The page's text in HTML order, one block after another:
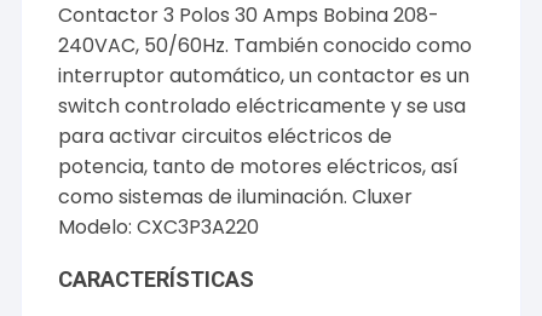
Contactor 3 Polos 30 Amps Bobina 208-
240VAC, 50/60Hz. También conocido como
interruptor automático, un contactor es un
switch controlado eléctricamente y se usa
para activar circuitos eléctricos de
potencia, tanto de motores eléctricos, así
como sistemas de iluminación. Cluxer
Modelo: CXC3P3A220
CARACTERÍSTICAS